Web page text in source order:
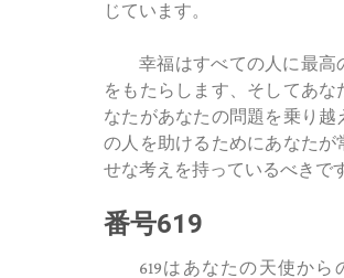
じています。
幸福はすべての人に最高
をもたらします、そしてあな
なたがあなたの問題を乗り越
の人を助けるためにあなたが
せな考えを持っているべきで
番号619
619はあなたの天使から